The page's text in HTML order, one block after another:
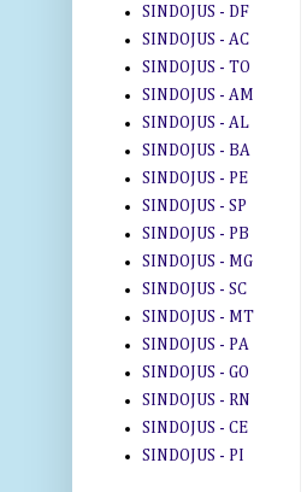
SINDOJUS - DF
SINDOJUS - AC
SINDOJUS - TO
SINDOJUS - AM
SINDOJUS - AL
SINDOJUS - BA
SINDOJUS - PE
SINDOJUS - SP
SINDOJUS - PB
SINDOJUS - MG
SINDOJUS - SC
SINDOJUS - MT
SINDOJUS - PA
SINDOJUS - GO
SINDOJUS - RN
SINDOJUS - CE
SINDOJUS - PI